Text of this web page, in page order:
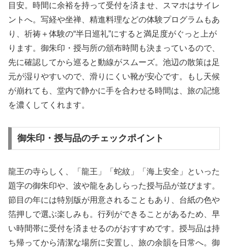
目安。時間に余裕を持って受付を済ませ、スマホはサイレ
ントへ。写経や坐禅、精進料理などの体験プログラムもあ
り、祈祷＋体験の“半日巡礼”にすると満足度がぐっと上が
ります。御朱印・授与所の頒布時間も決まっているので、
先に確認してから巡ると動線がスムーズ。池辺の散策は足
元が湿りやすいので、滑りにくい靴が安心です。もし天候
が崩れても、堂内で静かに手を合わせる時間は、旅の記憶
を濃くしてくれます。
御朱印・授与品のチェックポイント
龍王の寺らしく、「龍王」「蛇紋」「海上安全」といった
題字の御朱印や、波や龍をあしらった授与品が並びます。
節目の年には特別版が用意されることもあり、台紙の色や
箔押しで選ぶ楽しみも。行列ができることがあるため、早
い時間帯に受付を済ませるのがおすすめです。授与品は持
ち帰ってから清潔な場所に安置し、旅の余韻を日常へ。御